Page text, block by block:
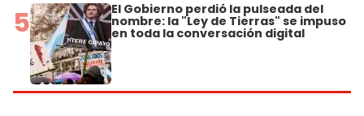
5 El Gobierno perdió la pulseada del
nombre: la "Ley de Tierras" se impuso
en toda la conversación digital